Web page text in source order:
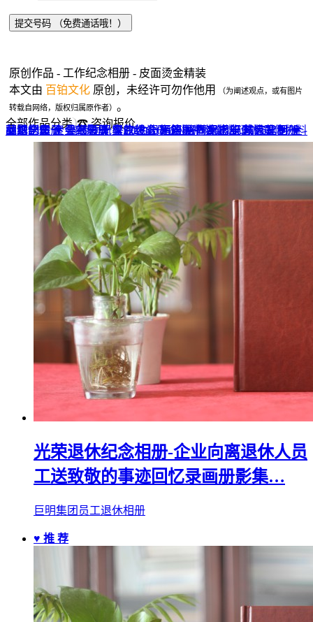
原创作品 - 工作纪念相册 - 皮面烫金精装
本文由 百铂文化 原创，未经许可勿作他用
（为阐述观点，或有图片
转载自网络，版权归属原作者） 。
全部作品分类 ☎ 咨询报价
品牌全案 ▼ 宣传画册 VI+LOGO 企业刊物 包装设计 宣传物料
网站UI设计 导视设计 餐饮设计 酒店品牌设计 纪念相册 ▼
企业纪念册 聚会纪念册 毕业纪念册 领导/同事相册 成人礼相册
战友纪念册 个人影集 家庭/生日相册 旅行纪念册 精装定制 ▼
菜谱制作 企业邮册 光盘包装盒 高端楼书 家谱族谱 家具画册
光荣退休纪念相册-企业向离退休人员
工送致敬的事迹回忆录画册影集…
巨明集团员工退休相册
♥ 推 荐